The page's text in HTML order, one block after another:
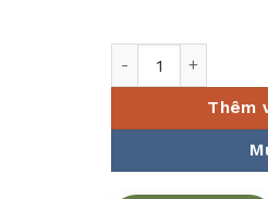
Thêm